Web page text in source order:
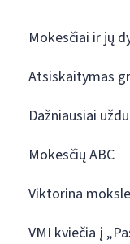
Mokesčiai ir jų
Atsiskaitymas
Dažniausiai
Mokesčių ABC
Viktorina
VMI kviečia į